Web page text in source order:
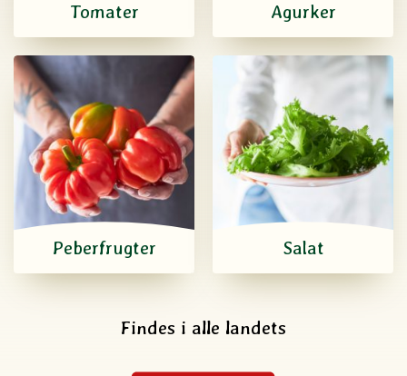
Tomater Agurker
Peberfrugter Salat
Findes i alle landets